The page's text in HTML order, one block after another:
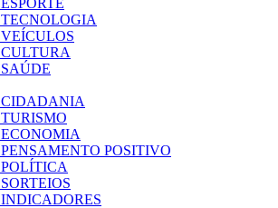
TECNOLOGIA
VEÍCULOS
CULTURA
SAÚDE
CIDADANIA
TURISMO
ECONOMIA
PENSAMENTO POSITIVO
POLÍTICA
SORTEIOS
INDICADORES